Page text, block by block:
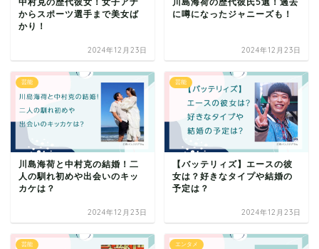
からスポーツ選手まで美女ば
かり！
2024年12月23日
に噂になったジャニーズも！
2024年12月23日
芸能
川島海荷と中村克の結婚！二
人の馴れ初めや出会いのキッ
カケは？
2024年12月23日
芸能
【バッテリィズ】エースの彼
女は？好きなタイプや結婚の
予定は？
2024年12月23日
芸能 エンタメ